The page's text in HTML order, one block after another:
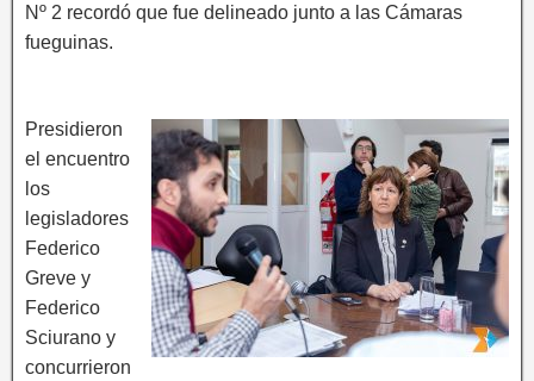
Nº 2 recordó que fue delineado junto a las Cámaras
fueguinas.
Presidieron
el encuentro
los
legisladores
Federico
Greve y
Federico
Sciurano y
concurrieron